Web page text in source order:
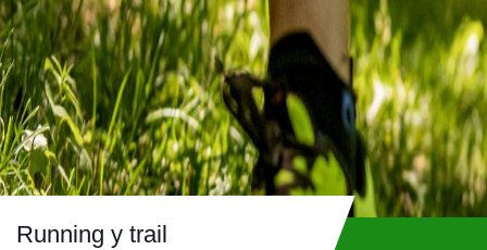
Skip
to
content
Running y trail